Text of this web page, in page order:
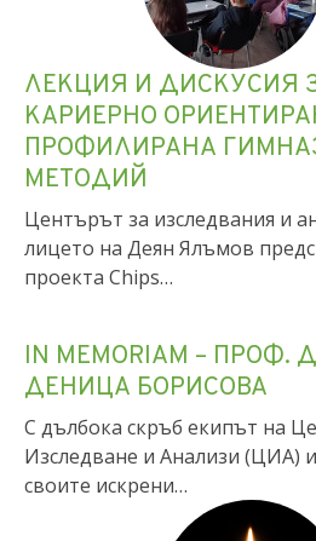
ЛЕКЦИЯ И ДИСКУСИЯ
КАРИЕРНО
ПРОФИЛИРАНА
МЕТОДИЙ
Центърът за изследвания и
лицето на Деян Ялъмов
проекта Chips…
IN MEMORIAM –
ДЕНИЦА БОРИСОВА
С дълбока скръб екипът на
Изследване и Анализи (ЦИА)
своите искрени…